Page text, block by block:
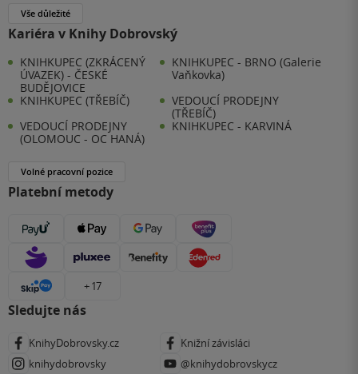
Vše důležité
Kariéra v Knihy Dobrovský
KNIHKUPEC (ZKRÁCENÝ
ÚVAZEK) - ČESKÉ
BUDĚJOVICE
KNIHKUPEC - BRNO (Galerie
Vaňkovka)
KNIHKUPEC (TŘEBÍČ)
VEDOUCÍ PRODEJNY
(TŘEBÍČ)
VEDOUCÍ PRODEJNY
(OLOMOUC - OC HANÁ)
KNIHKUPEC - KARVINÁ
Volné pracovní pozice
Platební metody
+ 17
Sledujte nás
KnihyDobrovsky.cz
Knižní závisláci
knihydobrovsky
@knihydobrovskycz